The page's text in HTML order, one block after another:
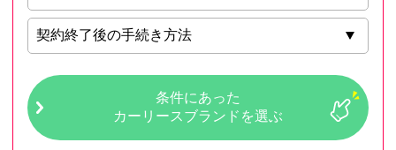
条件にあった
カーリースブランドを選ぶ